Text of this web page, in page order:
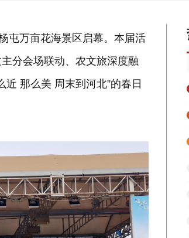
屯万亩花海景区启幕。本届活
分会场联动、农文旅深度融
那么美 周末到河北”的春日